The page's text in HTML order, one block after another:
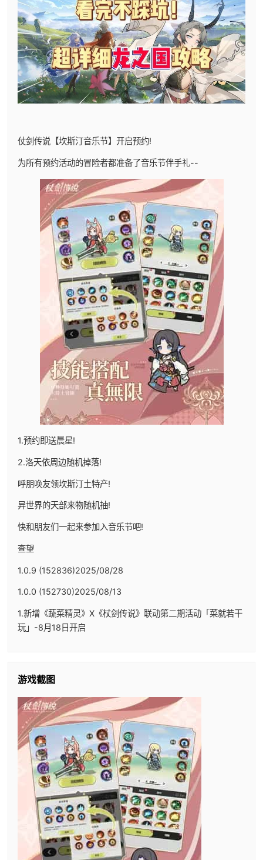
仗剑传说【坎斯汀音乐节】开启预约!
为所有预约活动的冒险者都准备了音乐节伴手礼--
1.预约即送晨星!
2.洛天依周边随机掉落!
呼朋唤友领坎斯汀土特产!
异世界的天部来物随机抽!
快和朋友们一起来参加入音乐节吧!
查望
1.0.9 (152836)2025/08/28
1.0.0 (152730)2025/08/13
1.新增《蔬菜精灵》X《杖剑传说》联动第二期活动「菜就若干
玩」-8月18日开启
游戏截图